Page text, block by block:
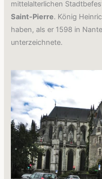
mittelalterlichen
Saint-Pierre. König
haben, als er 1598 in
unterzeichnete.